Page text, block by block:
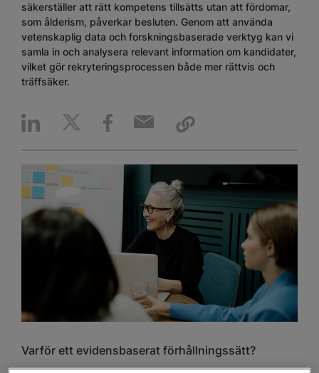
säkerställer att rätt kompetens tillsätts utan att fördomar,
som ålderism, påverkar besluten. Genom att använda
vetenskaplig data och forskningsbaserade verktyg kan vi
samla in och analysera relevant information om kandidater,
vilket gör rekryteringsprocessen både mer rättvis och
träffsäker.
Varför ett evidensbaserat förhållningssätt?